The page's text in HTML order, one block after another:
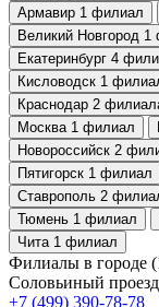
Армавир 1 филиал
Великий Новгород 1
Екатеринбург 4
Кисловодск 1
Краснодар 2
Москва 1 филиал
Новороссийск 2
Пятигорск 1 филиал
Ставрополь 2
Тюмень 1 филиал
Чита 1 филиал
Филиалы в городе
Соловьиный
+7 (499) 390-78-78